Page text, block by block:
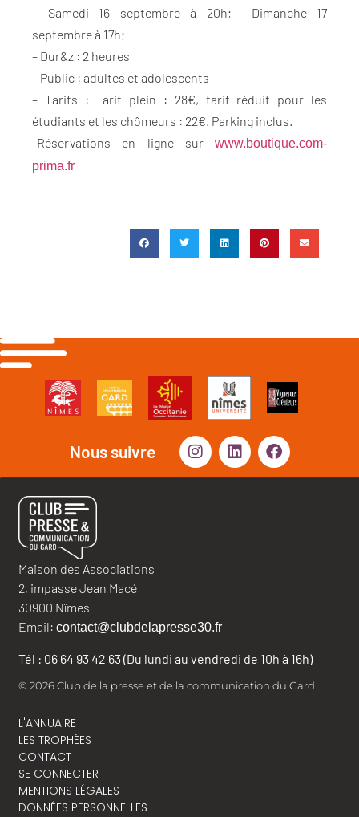
– Samedi 16 septembre à 20h; Dimanche 17
septembre à 17h;
– Dur&z : 2 heures
– Public : adultes et adolescents
– Tarifs : Tarif plein : 28€, tarif réduit pour les
étudiants et les chômeurs : 22€. Parking inclus.
-Réservations en ligne sur www.boutique.com-
prima.fr
Nous suivre
Maison des Associations
2, impasse Jean Macé
30900 Nîmes
Email: contact@clubdelapresse30.fr
Tél : 06 64 93 42 63 (Du lundi au vendredi de 10h à 16h)
© 2026 Club de la presse et de la communication du Gard
L'ANNUAIRE
LES TROPHÉES
CONTACT
SE CONNECTER
MENTIONS LÉGALES
DONNÉES PERSONNELLES